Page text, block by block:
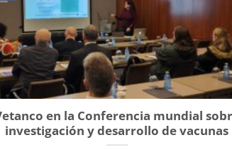
en la Conferencia mundial
investigación y desarrollo de vacunas